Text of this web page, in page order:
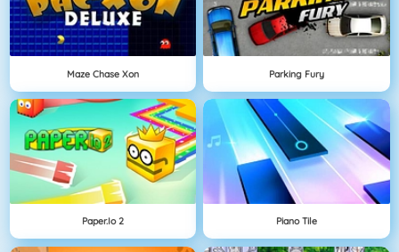
Maze Chase Xon Parking Fury
Paper.io 2 Piano Tile